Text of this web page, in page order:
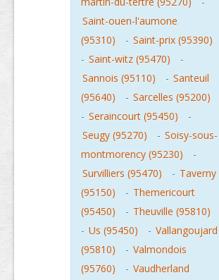
Saint-ouen-l'aumone
(95310)
- Saint-prix (95390)
- Saint-witz (95470)
-
Sannois (95110)
- Santeuil
(95640)
- Sarcelles (95200)
- Seraincourt (95450)
-
Seugy (95270)
- Soisy-sous-
montmorency (95230)
-
Survilliers (95470)
- Taverny
(95150)
- Themericourt
(95450)
- Theuville (95810)
- Us (95450) - Vallangoujard
(95810)
- Valmondois
(95760)
- Vaudherland